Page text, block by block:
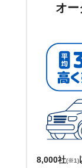
オー
8,000社(※1)